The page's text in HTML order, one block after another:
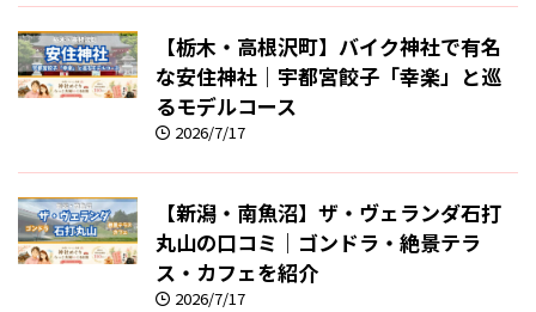
【栃木・高根沢町】バイク神社で有名
な安住神社｜宇都宮餃子「幸楽」と巡
るモデルコース
2026/7/17
【新潟・南魚沼】ザ・ヴェランダ石打
丸山の口コミ｜ゴンドラ・絶景テラ
ス・カフェを紹介
2026/7/17